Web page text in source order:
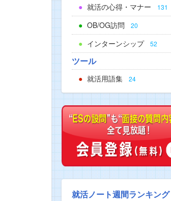
就活の心得・マナー 131
OB/OG訪問 20
インターンシップ 52
ツール
就活用語集 24
就活ノート週間ランキング